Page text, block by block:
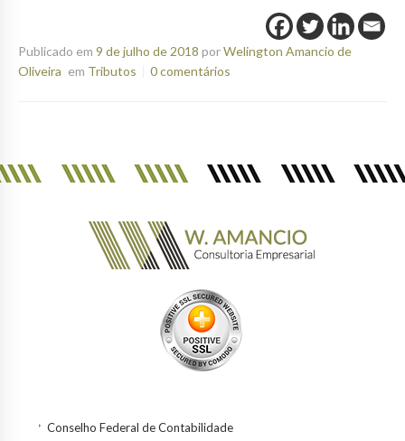
Publicado em 9 de julho de 2018 porWelington Amancio de
Oliveira em Tributos 0 comentários
Conselho Federal de Contabilidade